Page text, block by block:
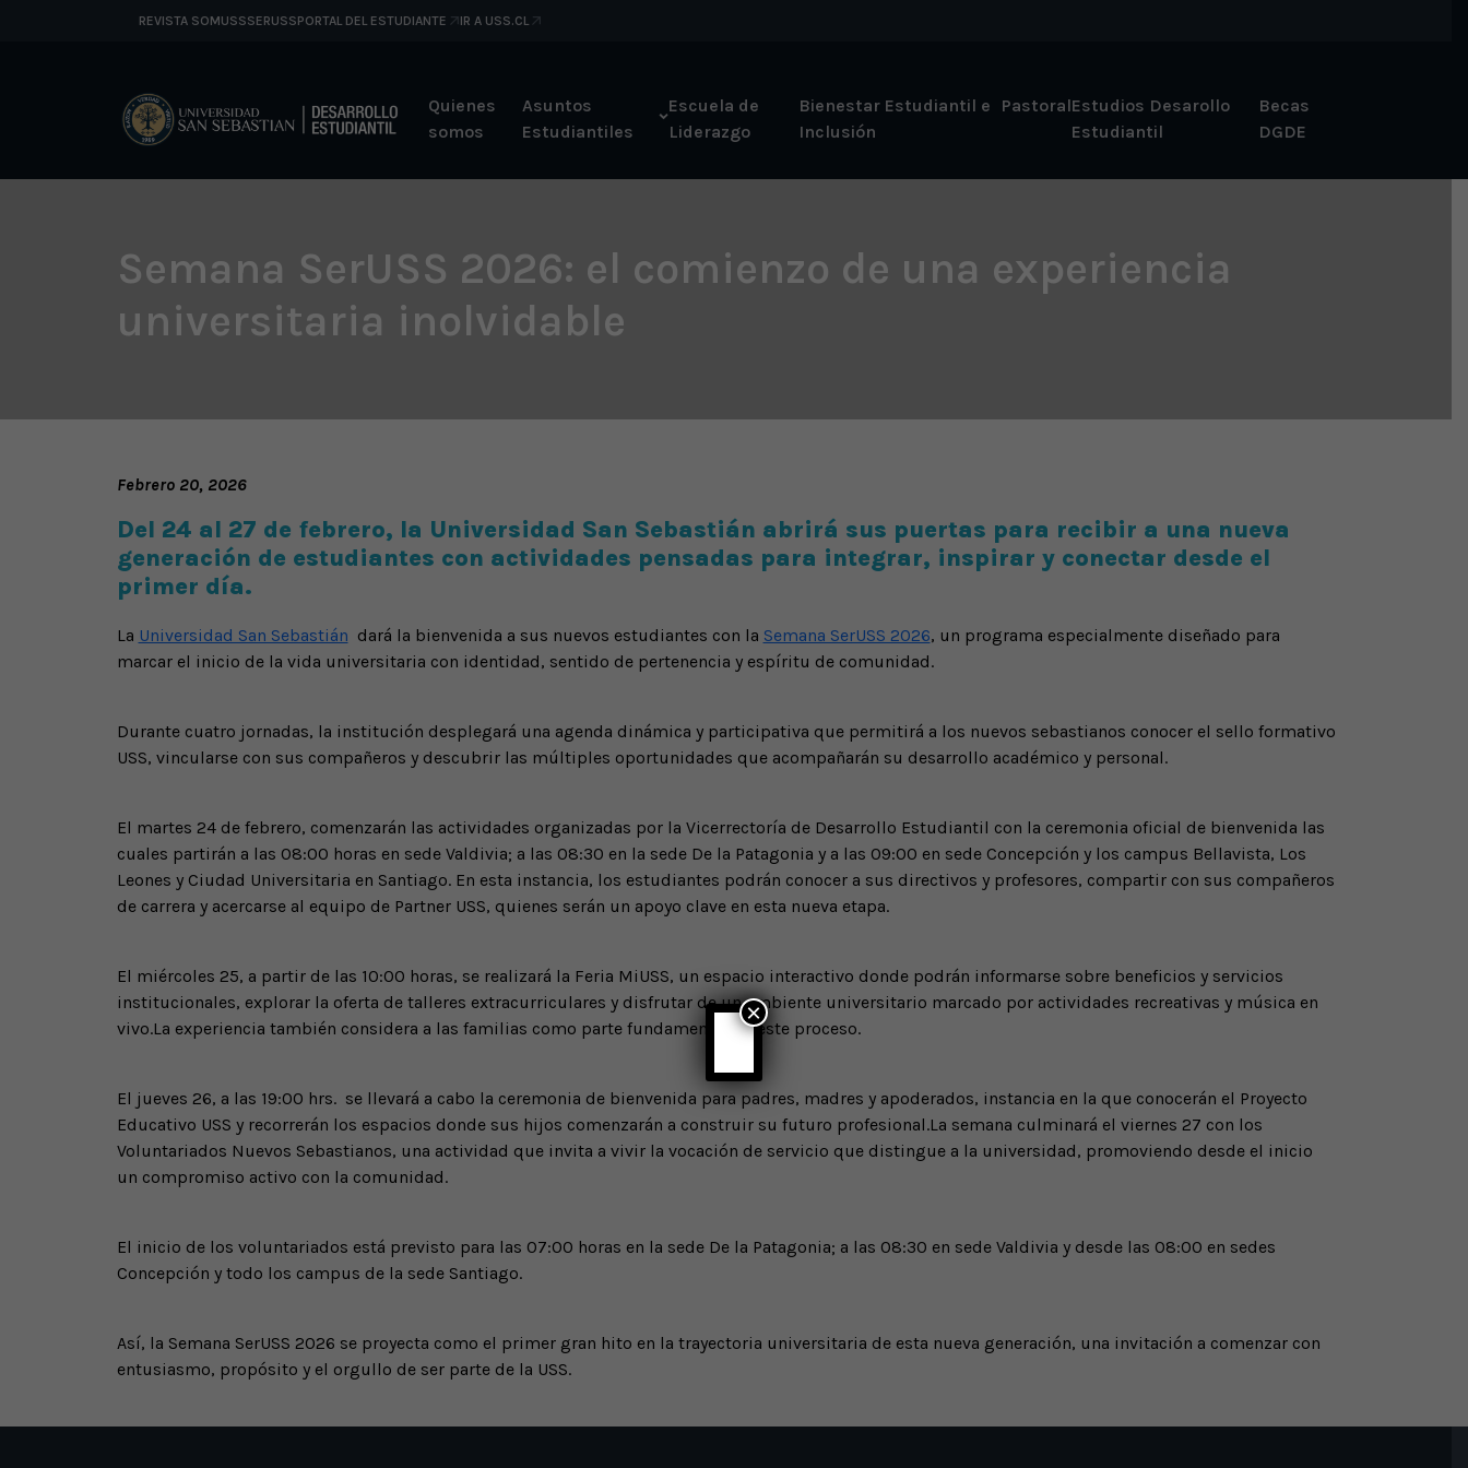
REVISTA SOMUSSSERUSSPORTAL DEL ESTUDIANTE IR A USS.CL
Quienes
somos
Asuntos
Estudiantiles
Escuela de
Liderazgo
Bienestar Estudiantil e
Inclusión
PastoralEstudios Desarollo
Estudiantil
Becas
DGDE
Semana SerUSS 2026: el comienzo de una experiencia
universitaria inolvidable
Febrero 20, 2026
Del 24 al 27 de febrero, la Universidad San Sebastián abrirá sus puertas para recibir a una nueva
generación de estudiantes con actividades pensadas para integrar, inspirar y conectar desde el
primer día.
La Universidad San Sebastián dará la bienvenida a sus nuevos estudiantes con la Semana SerUSS 2026, un programa especialmente diseñado para
marcar el inicio de la vida universitaria con identidad, sentido de pertenencia y espíritu de comunidad.
Durante cuatro jornadas, la institución desplegará una agenda dinámica y participativa que permitirá a los nuevos sebastianos conocer el sello formativo
USS, vincularse con sus compañeros y descubrir las múltiples oportunidades que acompañarán su desarrollo académico y personal.
El martes 24 de febrero, comenzarán las actividades organizadas por la Vicerrectoría de Desarrollo Estudiantil con la ceremonia oficial de bienvenida las
cuales partirán a las 08:00 horas en sede Valdivia; a las 08:30 en la sede De la Patagonia y a las 09:00 en sede Concepción y los campus Bellavista, Los
Leones y Ciudad Universitaria en Santiago. En esta instancia, los estudiantes podrán conocer a sus directivos y profesores, compartir con sus compañeros
de carrera y acercarse al equipo de Partner USS, quienes serán un apoyo clave en esta nueva etapa.
El miércoles 25, a partir de las 10:00 horas, se realizará la Feria MiUSS, un espacio interactivo donde podrán informarse sobre beneficios y servicios
institucionales, explorar la oferta de talleres extracurriculares y disfrutar de un ambiente universitario marcado por actividades recreativas y música en
vivo.La experiencia también considera a las familias como parte fundamental de este proceso.
El jueves 26, a las 19:00 hrs. se llevará a cabo la ceremonia de bienvenida para padres, madres y apoderados, instancia en la que conocerán el Proyecto
Educativo USS y recorrerán los espacios donde sus hijos comenzarán a construir su futuro profesional.La semana culminará el viernes 27 con los
Voluntariados Nuevos Sebastianos, una actividad que invita a vivir la vocación de servicio que distingue a la universidad, promoviendo desde el inicio
un compromiso activo con la comunidad.
El inicio de los voluntariados está previsto para las 07:00 horas en la sede De la Patagonia; a las 08:30 en sede Valdivia y desde las 08:00 en sedes
Concepción y todo los campus de la sede Santiago.
Así, la Semana SerUSS 2026 se proyecta como el primer gran hito en la trayectoria universitaria de esta nueva generación, una invitación a comenzar con
entusiasmo, propósito y el orgullo de ser parte de la USS.
×